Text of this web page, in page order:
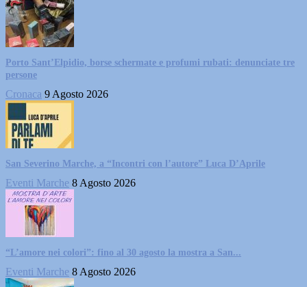
Porto Sant’Elpidio, borse schermate e profumi rubati: denunciate tre
persone
Cronaca 9 Agosto 2026
San Severino Marche, a “Incontri con l’autore” Luca D’Aprile
Eventi Marche 8 Agosto 2026
“L’amore nei colori”: fino al 30 agosto la mostra a San...
Eventi Marche 8 Agosto 2026